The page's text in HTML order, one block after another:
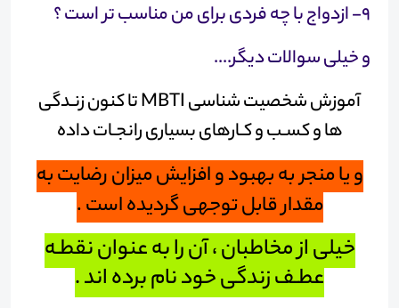
۹- ازدواج با چه فردی برای من مناسب تر است ؟
و خیلی سوالات دیگر....
آموزش شخصیت شناسی MBTI تا کنون زنـدگی
ها و کسـب و کـارهای بسیاری رانجـات داده
و یا منجر به بهبود و افزایش میزان رضایت به
مقدار قابل توجهی گردیده است .
خیلی از مخاطبان ، آن را به عنوان نقطـه
عطـف زندگی خود نام برده اند .